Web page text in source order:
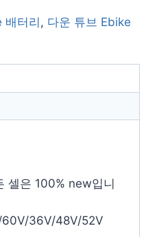
배터리 , 다운 튜브 Ebike
셀은 100% new입니
60V/36V/48V/52V